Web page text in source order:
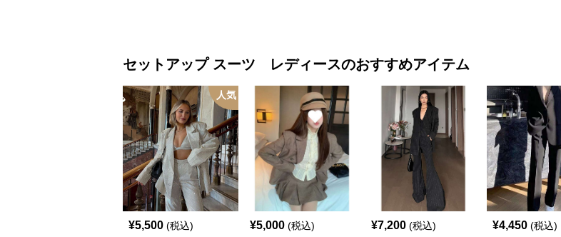
セットアップ スーツ レディースのおすすめアイテム
人気
¥5,500 (税込) ¥5,000 (税込) ¥7,200 (税込) ¥4,450 (税込)